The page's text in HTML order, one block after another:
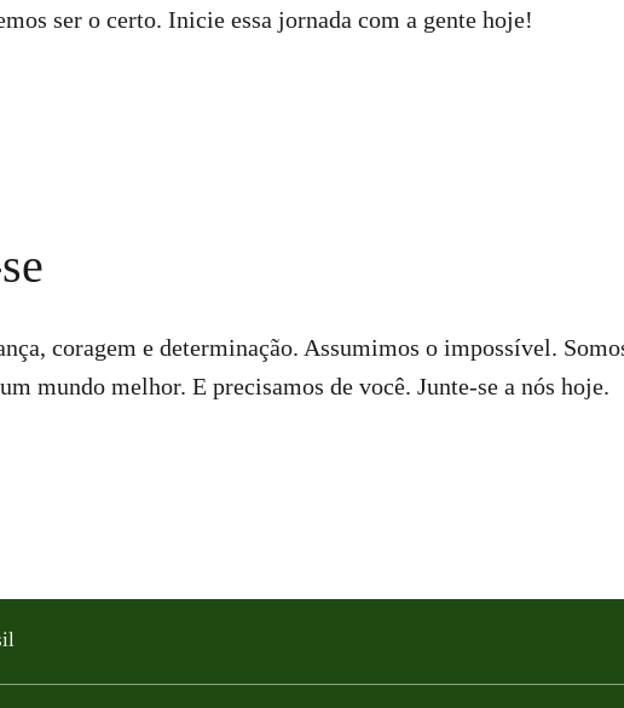
ser o certo. Inicie essa jornada com a gente hoje!
coragem e determinação. Assumimos o impossível.
mundo melhor. E precisamos de você. Junte-se a nós hoje.